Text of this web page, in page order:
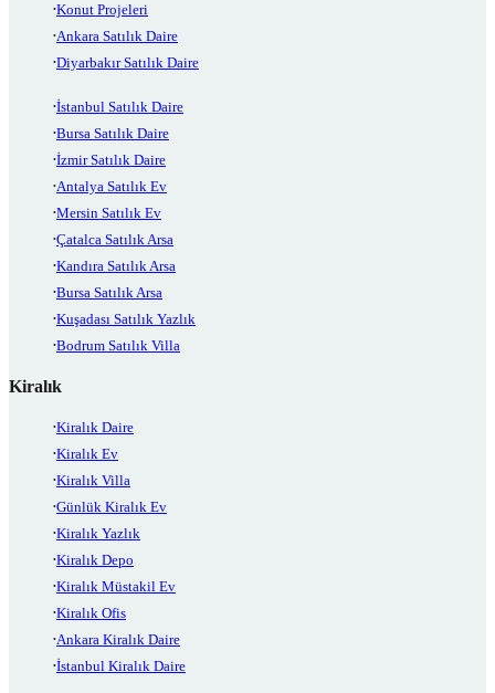
Konut Projeleri
Ankara Satılık Daire
Diyarbakır Satılık Daire
İstanbul Satılık Daire
Bursa Satılık Daire
İzmir Satılık Daire
Antalya Satılık Ev
Mersin Satılık Ev
Çatalca Satılık Arsa
Kandıra Satılık Arsa
Bursa Satılık Arsa
Kuşadası Satılık Yazlık
Bodrum Satılık Villa
Kiralık
Kiralık Daire
Kiralık Ev
Kiralık Villa
Günlük Kiralık Ev
Kiralık Yazlık
Kiralık Depo
Kiralık Müstakil Ev
Kiralık Ofis
Ankara Kiralık Daire
İstanbul Kiralık Daire